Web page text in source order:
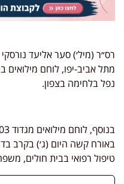
נפל בלחימה בצפון.
באורח קשה היום (ג׳) בקרב
טיפול רפואי בבית חולים,